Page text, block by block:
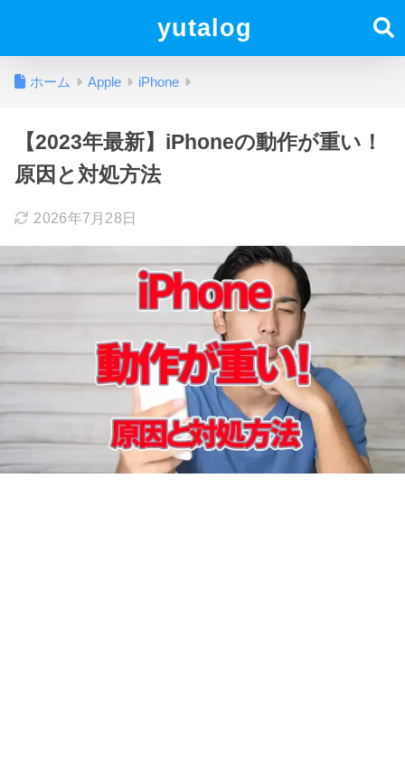
yutalog
ホーム Apple iPhone
【2023年最新】iPhoneの動作が重い！
原因と対処方法
2026年7月28日